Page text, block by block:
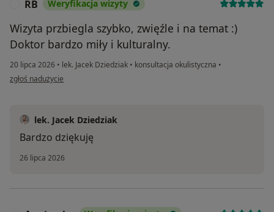
RB Weryfikacja wizyty
Wizyta przbiegla szybko, zwięźle i na temat :)
Doktor bardzo miły i kulturalny.
20 lipca 2026 • lek. Jacek Dziedziak • konsultacja okulistyczna •
w opinii użytkownika RB
zgłoś nadużycie
lek. Jacek Dziedziak
Bardzo dziękuję
26 lipca 2026